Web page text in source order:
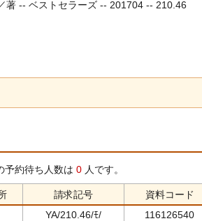
著 -- ベストセラーズ -- 201704 -- 210.46
予約待ち人数は 0 人です。
請求記号
資料コード
YA/210.46/ﾓ/ 116126540